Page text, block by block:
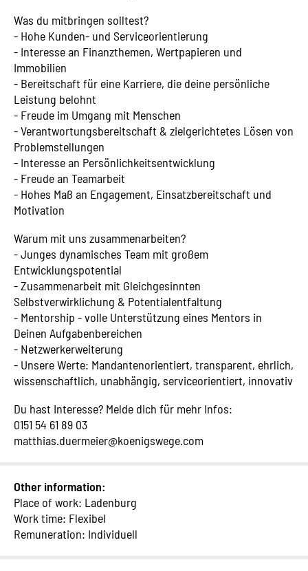
Was du mitbringen solltest?
- Hohe Kunden- und Serviceorientierung
- Interesse an Finanzthemen, Wertpapieren und
Immobilien
- Bereitschaft für eine Karriere, die deine persönliche
Leistung belohnt
- Freude im Umgang mit Menschen
- Verantwortungsbereitschaft & zielgerichtetes Lösen von
Problemstellungen
- Interesse an Persönlichkeitsentwicklung
- Freude an Teamarbeit
- Hohes Maß an Engagement, Einsatzbereitschaft und
Motivation
Warum mit uns zusammenarbeiten?
- Junges dynamisches Team mit großem
Entwicklungspotential
- Zusammenarbeit mit Gleichgesinnten
Selbstverwirklichung & Potentialentfaltung
- Mentorship - volle Unterstützung eines Mentors in
Deinen Aufgabenbereichen
- Netzwerkerweiterung
- Unsere Werte: Mandantenorientiert, transparent, ehrlich,
wissenschaftlich, unabhängig, serviceorientiert, innovativ
Du hast Interesse? Melde dich für mehr Infos:
0151 54 61 89 03
matthias.duermeier@koenigswege.com
Other information:
Place of work: Ladenburg
Work time: Flexibel
Remuneration: Individuell